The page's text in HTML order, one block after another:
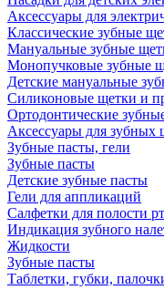
Аксессуары для
Классические зубные
Мануальные зубные
Монопучковые зубные
Детские мануальные
Силиконовые щетки и
Ортодонтические
Аксессуары для зубных
Зубные пасты, гели
Зубные пасты
Детские зубные пасты
Гели для аппликаций
Салфетки для полости
Индикация зубного
Жидкости
Зубные пасты
Таблетки, губки,